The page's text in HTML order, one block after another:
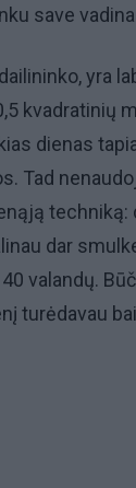
save
yra
kvadratinių
dienas
Tad
techniką:
dar
valandų.
turėdavau